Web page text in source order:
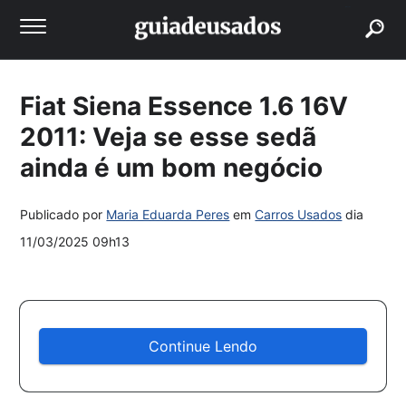
Fiat Siena Essence 1.6 16V
2011: Veja se esse sedã
ainda é um bom negócio
Publicado por Maria Eduarda Peres emCarros Usados dia
11/03/2025 09h13
Continue Lendo